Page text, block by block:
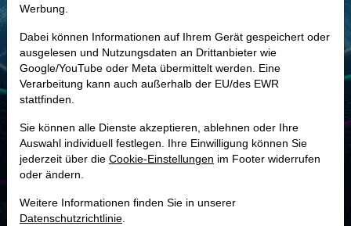
-
Marktkapitalisierung 9,49 Mrd. USD
Unternehmenswert 10,45 Mrd. USD
MONKEY-TRADER INDIKATOR
72.2 %
Mit 72.2 % Wahrscheinlichkeit wird selbst der unglücklichst agierende Trader
Werbung.
Dabei können Informationen auf Ihrem Gerät gespeichert oder
ausgelesen und Nutzungsdaten an Drittanbieter wie
Google/YouTube oder Meta übermittelt werden. Eine
Verarbeitung kann auch außerhalb der EU/des EWR
stattfinden.
Sie können alle Dienste akzeptieren, ablehnen oder Ihre
Auswahl individuell festlegen. Ihre Einwilligung können Sie
jederzeit über die Cookie-Einstellungen im Footer widerrufen
oder ändern.
Weitere Informationen finden Sie in unserer
Datenschutzrichtlinie.